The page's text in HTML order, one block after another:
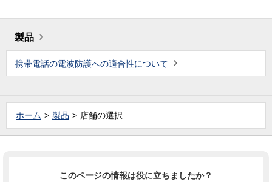
製品
携帯電話の電波防護への適合性について
ホーム 製品 店舗の選択
このページの情報は役に立ちましたか？